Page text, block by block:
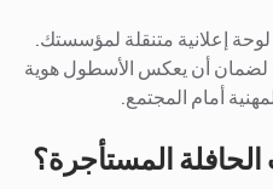
لوحة إعلانية متنقلة لمؤسستك.
لضمان أن يعكس الأسطول هوية
أمام المجتمع.
المستأجرة؟